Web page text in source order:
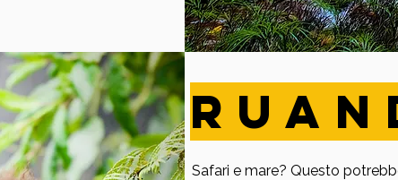
Safari e mare? Questo